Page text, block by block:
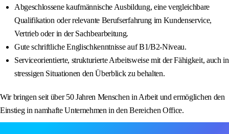
Abgeschlossene kaufmännische Ausbildung, eine vergleichbare
Qualifikation oder relevante Berufserfahrung im Kundenservice,
Vertrieb oder in der Sachbearbeitung.
Gute schriftliche Englischkenntnisse auf B1/B2-Niveau.
Serviceorientierte, strukturierte Arbeitsweise mit der Fähigkeit, auch in
stressigen Situationen den Überblick zu behalten.
Wir bringen seit über 50 Jahren Menschen in Arbeit und ermöglichen den
Einstieg in namhafte Unternehmen in den Bereichen Office.